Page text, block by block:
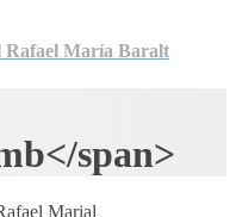
Rafael María Baralt
span>
Marial